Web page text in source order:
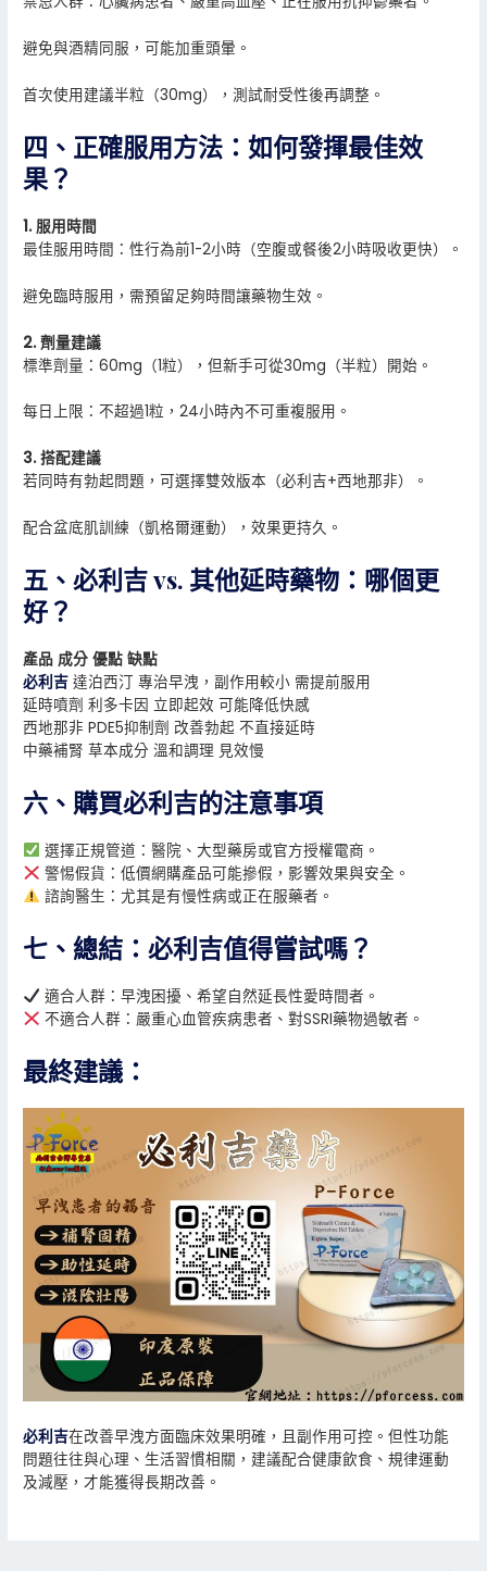
避免與酒精同服，可能加重頭暈。
首次使用建議半粒（30mg），測試耐受性後再調整。
四、正確服用方法：如何發揮最佳效
果？
1. 服用時間
最佳服用時間：性行為前1-2小時（空腹或餐後2小時吸收更快）。
避免臨時服用，需預留足夠時間讓藥物生效。
2. 劑量建議
標準劑量：60mg（1粒），但新手可從30mg（半粒）開始。
每日上限：不超過1粒，24小時內不可重複服用。
3. 搭配建議
若同時有勃起問題，可選擇雙效版本（必利吉+西地那非）。
配合盆底肌訓練（凱格爾運動），效果更持久。
五、必利吉 vs. 其他延時藥物：哪個更
好？
產品 成分 優點 缺點
必利吉 達泊西汀 專治早洩，副作用較小 需提前服用
延時噴劑 利多卡因 立即起效 可能降低快感
西地那非 PDE5抑制劑 改善勃起 不直接延時
中藥補腎 草本成分 溫和調理 見效慢
六、購買必利吉的注意事項
選擇正規管道：醫院、大型藥房或官方授權電商。
警惕假貨：低價網購產品可能摻假，影響效果與安全。
諮詢醫生：尤其是有慢性病或正在服藥者。
七、總結：必利吉值得嘗試嗎？
適合人群：早洩困擾、希望自然延長性愛時間者。
不適合人群：嚴重心血管疾病患者、對SSRI藥物過敏者。
最終建議：
必利吉在改善早洩方面臨床效果明確，且副作用可控。但性功能
問題往往與心理、生活習慣相關，建議配合健康飲食、規律運動
及減壓，才能獲得長期改善。